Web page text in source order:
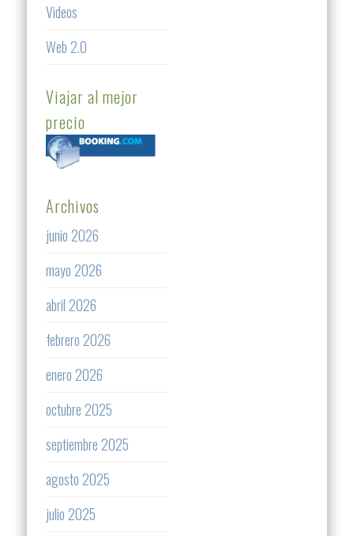
Videos
Web 2.0
Viajar al mejor
precio
Archivos
junio 2026
mayo 2026
abril 2026
febrero 2026
enero 2026
octubre 2025
septiembre 2025
agosto 2025
julio 2025